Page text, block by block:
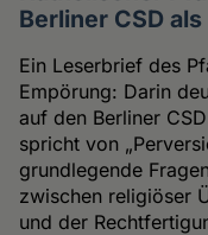
Berliner CSD
Ein Leserbrief des
Empörung: Darin
auf den Berliner
spricht von
grundlegende
zwischen religiöser
und der